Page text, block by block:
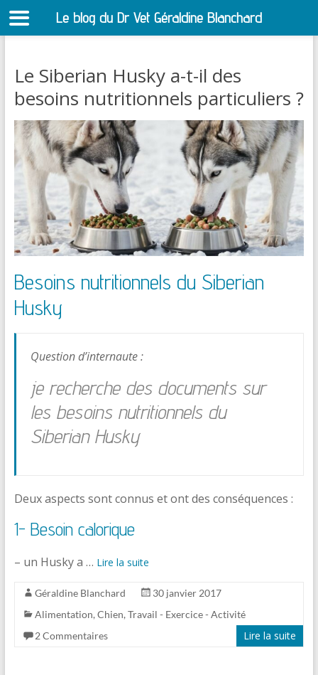
Le Siberian Husky a-t-il des
besoins nutritionnels particuliers ?
Besoins nutritionnels du Siberian
Husky
Question d’internaute :
je recherche des documents sur
les besoins nutritionnels du
Siberian Husky
Deux aspects sont connus et ont des conséquences :
1- Besoin calorique
– un Husky a … Lire la suite
Géraldine Blanchard
30 janvier 2017
Alimentation, Chien, Travail - Exercice - Activité
2 Commentaires
Lire la suite
Le blog du Dr Vet Géraldine Blanchard